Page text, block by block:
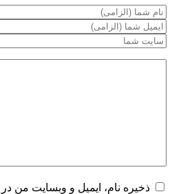
ذخیره نام، ایمیل و وبسایت من